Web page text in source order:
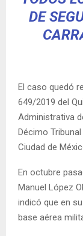
DE
El caso quedó
649/2019 del
Administrativa
Décimo
Ciudad de
En octubre
Manuel López
indicó que en
base aérea